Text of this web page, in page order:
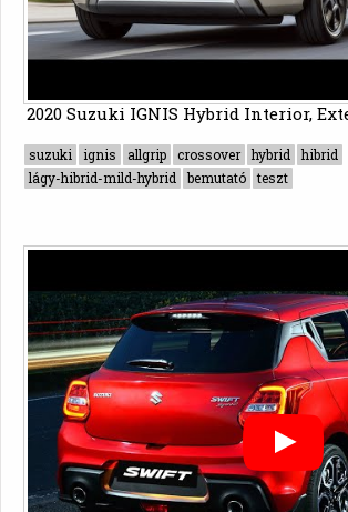
2020 Suzuki IGNIS Hybrid Interior,
suzuki ignis allgrip crossover hybrid
hibrid
lágy-hibrid-mild-hybrid
bemutató teszt